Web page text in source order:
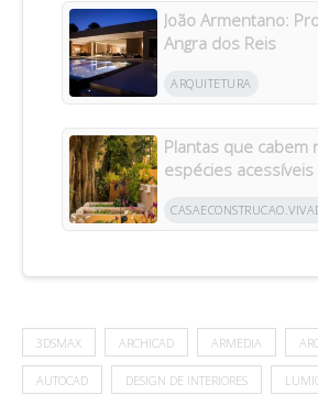
João Armentano:
Angra dos Reis
ARQUITETURA
Plantas que cabem
espécies acessíveis
3DSMAX ARCHICAD ARMEDIA
AUTOCAD DESIGN DE INTERIORES